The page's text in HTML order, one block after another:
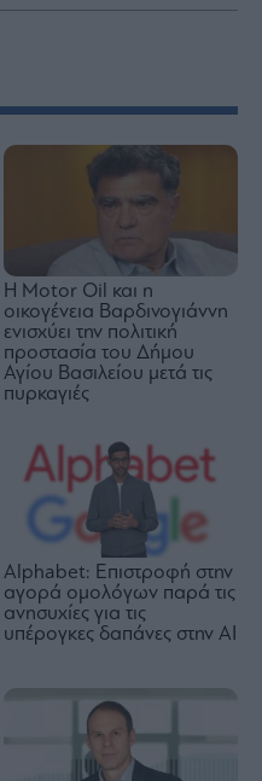
Η Motor Oil και η
οικογένεια Βαρδινογιάννη
ενισχύει την πολιτική
προστασία του Δήμου
Αγίου Βασιλείου μετά τις
πυρκαγιές
Alphabet: Επιστροφή στην
αγορά ομολόγων παρά τις
ανησυχίες για τις
υπέρογκες δαπάνες στην AI